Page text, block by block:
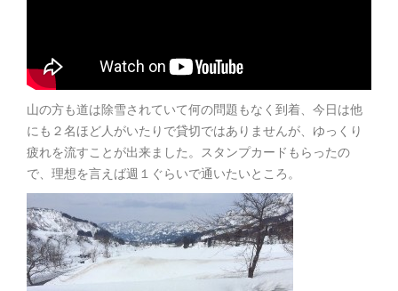
山の方も道は除雪されていて何の問題もなく到着、今日は他
にも２名ほど人がいたりで貸切ではありませんが、ゆっくり
疲れを流すことが出来ました。スタンプカードもらったの
で、理想を言えば週１ぐらいで通いたいところ。